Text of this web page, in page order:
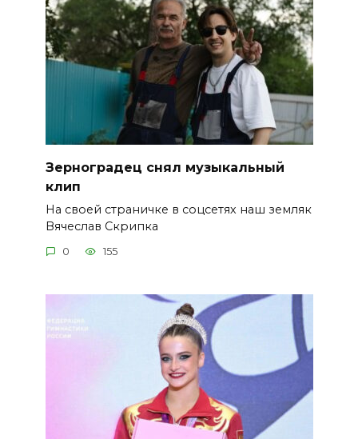
Зерноградец снял музыкальный
клип
На своей страничке в соцсетях наш земляк
Вячеслав Скрипка
0 155